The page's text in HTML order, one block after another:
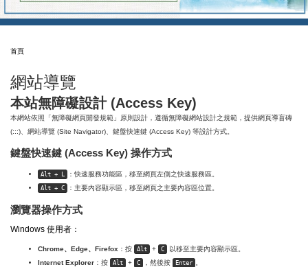
首頁
網站導覽
本站無障礙設計 (Access Key)
本網站依照「無障礙網頁開發規範」原則設計，遵循無障礙網站設計之規範，提供網頁導盲磚
(:::)、網站導覽 (Site Navigator)、鍵盤快速鍵 (Access Key) 等設計方式。
鍵盤快速鍵 (Access Key) 操作方式
Alt + L ：快速服務功能區，移至網頁左側之快速服務區。
Alt + C ：主要內容顯示區，移至網頁之主要內容區位置。
瀏覽器操作方式
Windows 使用者：
Chrome、Edge、Firefox ：按 Alt + C
以移至主要內容顯示區。
Internet Explorer ：按 Alt + C ，然後按 Enter